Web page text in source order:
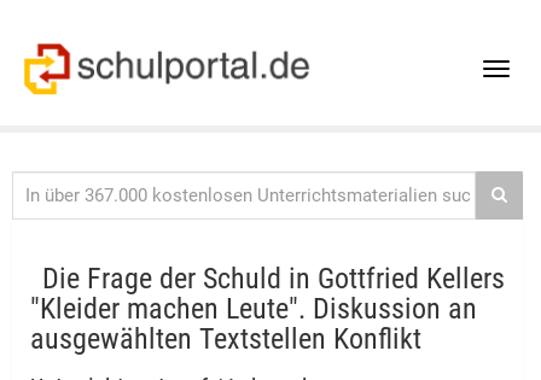
Toggle
Die Frage der Schuld in Gottfried Kellers
"Kleider machen Leute". Diskussion an
ausgewählten Textstellen Konflikt